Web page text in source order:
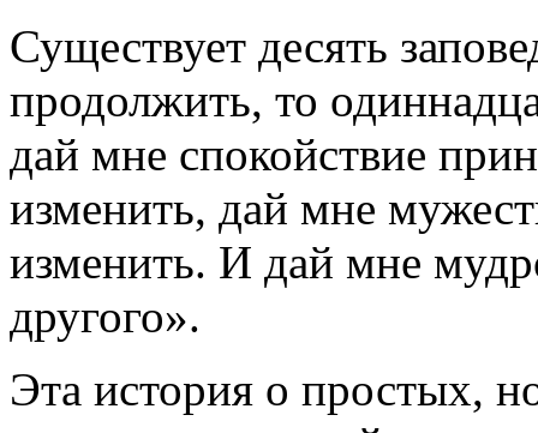
Существует десять
продолжить, то
дай мне спокойствие
изменить, дай мне
изменить. И дай мне
другого».
Эта история о простых,